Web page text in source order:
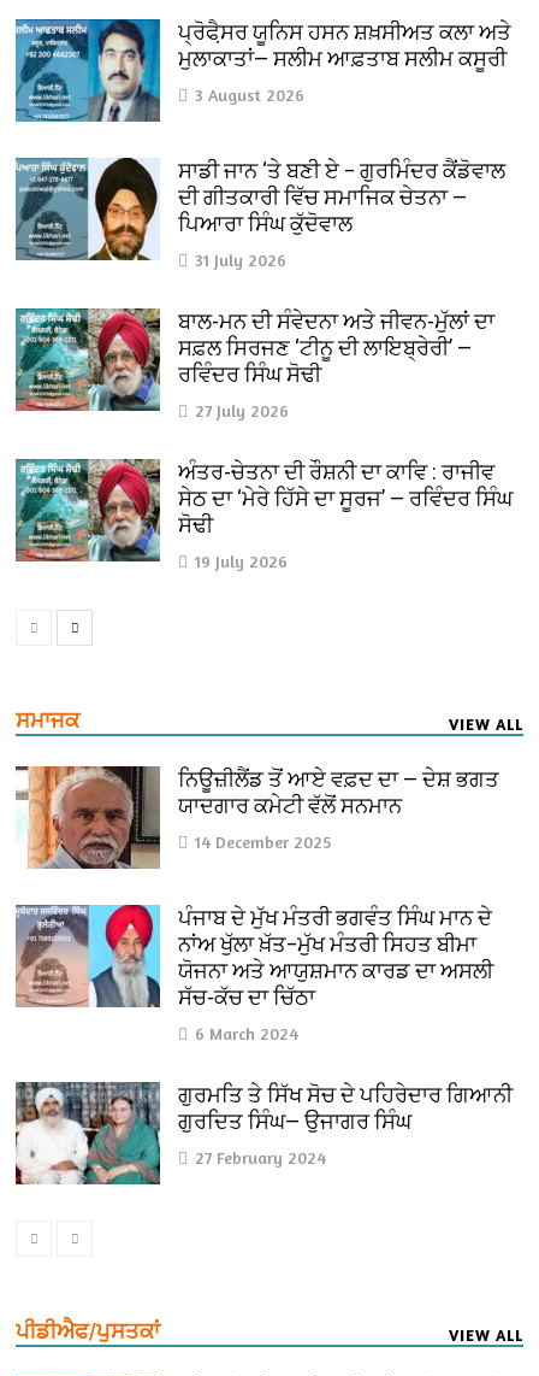
ਪ੍ਰੋਫੈ਼ਸਰ ਯੂਨਿਸ ਹਸਨ ਸ਼ਖ਼ਸੀਅਤ ਕਲਾ ਅਤੇ
ਮੁਲਾਕਾਤਾਂ— ਸਲੀਮ ਆਫ਼ਤਾਬ ਸਲੀਮ ਕਸੂਰੀ
3 August 2026
ਸਾਡੀ ਜਾਨ ‘ਤੇ ਬਣੀ ਏ – ਗੁਰਮਿੰਦਰ ਕੈਂਡੋਵਾਲ
ਦੀ ਗੀਤਕਾਰੀ ਵਿੱਚ ਸਮਾਜਿਕ ਚੇਤਨਾ —
ਪਿਆਰਾ ਸਿੰਘ ਕੁੱਦੋਵਾਲ
31 July 2026
ਬਾਲ-ਮਨ ਦੀ ਸੰਵੇਦਨਾ ਅਤੇ ਜੀਵਨ-ਮੁੱਲਾਂ ਦਾ
ਸਫ਼ਲ ਸਿਰਜਣ ‘ਟੀਨੂ ਦੀ ਲਾਇਬ੍ਰੇਰੀ’ —
ਰਵਿੰਦਰ ਸਿੰਘ ਸੋਢੀ
27 July 2026
ਅੰਤਰ-ਚੇਤਨਾ ਦੀ ਰੌਸ਼ਨੀ ਦਾ ਕਾਵਿ : ਰਾਜੀਵ
ਸੇਠ ਦਾ ‘ਮੇਰੇ ਹਿੱਸੇ ਦਾ ਸੂਰਜ’ — ਰਵਿੰਦਰ ਸਿੰਘ
ਸੋਢੀ
19 July 2026
ਸਮਾਜਕ VIEW ALL
ਨਿਊਜ਼ੀਲੈਂਡ ਤੋਂ ਆਏ ਵਫ਼ਦ ਦਾ — ਦੇਸ਼ ਭਗਤ
ਯਾਦਗਾਰ ਕਮੇਟੀ ਵੱਲੋਂ ਸਨਮਾਨ
14 December 2025
ਪੰਜਾਬ ਦੇ ਮੁੱਖ ਮੰਤਰੀ ਭਗਵੰਤ ਸਿੰਘ ਮਾਨ ਦੇ
ਨਾਂਅ ਖੁੱਲਾ ਖ਼ੱਤ–ਮੁੱਖ ਮੰਤਰੀ ਸਿਹਤ ਬੀਮਾ
ਯੋਜਨਾ ਅਤੇ ਆਯੁਸ਼ਮਾਨ ਕਾਰਡ ਦਾ ਅਸਲੀ
ਸੱਚ-ਕੱਚ ਦਾ ਚਿੱਠਾ
6 March 2024
ਗੁਰਮਤਿ ਤੇ ਸਿੱਖ ਸੋਚ ਦੇ ਪਹਿਰੇਦਾਰ ਗਿਆਨੀ
ਗੁਰਦਿਤ ਸਿੰਘ— ਉਜਾਗਰ ਸਿੰਘ
27 February 2024
ਪੀਡੀਐਫ/ਪੁਸਤਕਾਂ VIEW ALL